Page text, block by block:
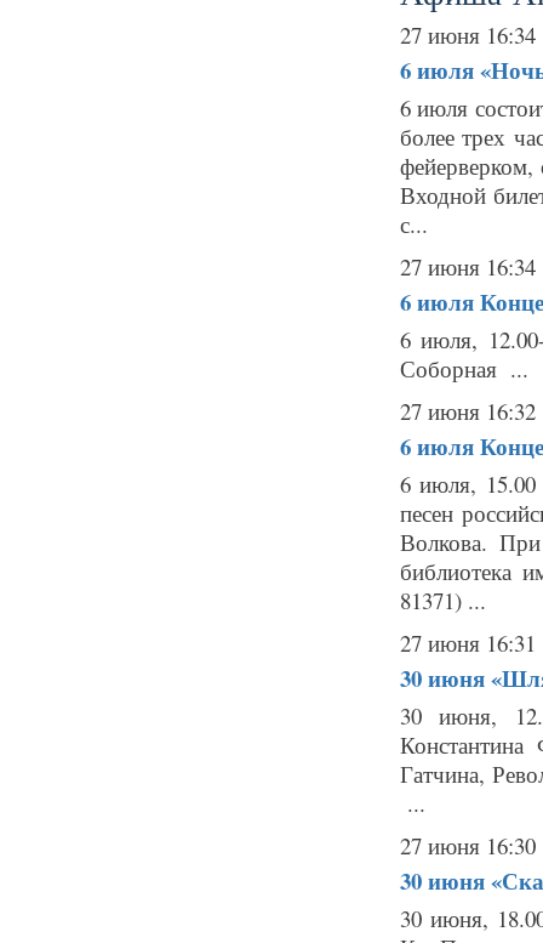
27 июня 16:34
6 июля
6 июля
более трех
Входной
с...
27 июня 16:34
6 июля
6 июля,
Соборная ...
27 июня 16:32
6 июля
6 июля,
песен
Волкова.
библиотека
81371) ...
27 июня 16:31
30 июня
30 июня,
Гатчина,
...
27 июня 16:30
30 июня
30 июня,